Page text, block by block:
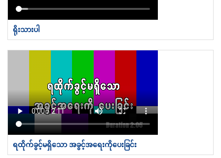
ရိုးသားပါ
ရထိုက်ခွင့်မရှိသော အခွင့်အရေးကိုပေးခြင်း